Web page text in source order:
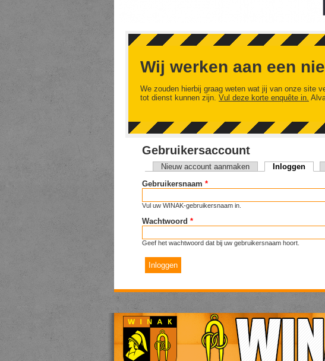
Wij werken aan een
We zouden hierbij graag weten wat jij van onze site
tot dienst kunnen zijn. Vul deze korte enquête in.
Gebruikersaccount
Primaire tabs
Nieuw account aanmaken Inloggen
Gebruikersnaam *
Vul uw WINAK-gebruikersnaam in.
Wachtwoord *
Geef het wachtwoord dat bij uw gebruikersnaam hoort.